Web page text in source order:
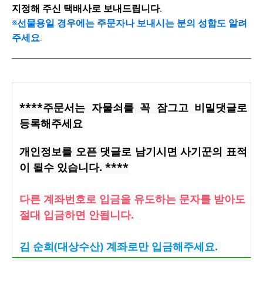
지정해 주신 택배사로 보내드립니다.
※선물용일 경우에는 주문자나 보내시는 분의 성함도 알려
주세요.
****주문서는 자물쇠를 꼭 잠그고 비밀댓글로
등록해주세요
개인정보를 오픈 댓글로 남기시면 사기꾼의 표적
이 될수 있습니다. ****
다른 계좌번호로 입금을 유도하는 문자를 받아도
절대 입금하면 안됩니다.
김 순희(대상수산) 계좌로만 입금해주세요.